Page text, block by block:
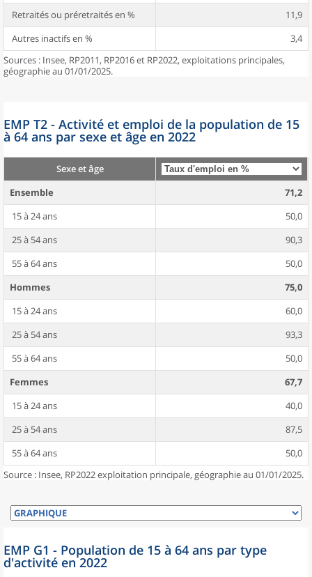
Retraités ou préretraités en %
11,9
Autres inactifs en %
3,4
Sources : Insee, RP2011, RP2016 et RP2022, exploitations principales,
géographie au 01/01/2025.
EMP T2 - Activité et emploi de la population de 15
à 64 ans par sexe et âge en 2022
Sexe et âge
Ensemble
71,2
15 à 24 ans
50,0
25 à 54 ans
90,3
55 à 64 ans
50,0
Hommes
75,0
15 à 24 ans
60,0
25 à 54 ans
93,3
55 à 64 ans
50,0
Femmes
67,7
15 à 24 ans
40,0
25 à 54 ans
87,5
55 à 64 ans
50,0
Source : Insee, RP2022 exploitation principale, géographie au 01/01/2025.
EMP G1 - Population de 15 à 64 ans par type
d'activité en 2022